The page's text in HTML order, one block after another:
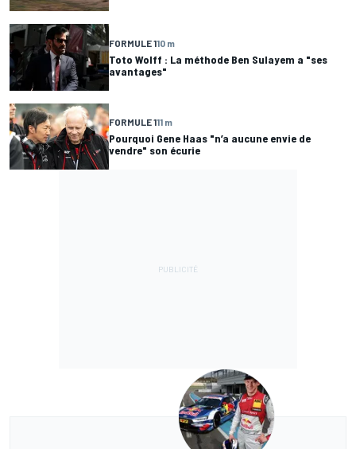
FORMULE 110 m
Toto Wolff : La méthode Ben Sulayem a "ses
avantages"
FORMULE 111 m
Pourquoi Gene Haas "n’a aucune envie de
vendre" son écurie